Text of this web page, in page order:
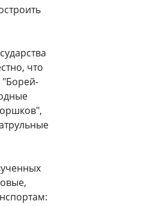
что
"Борей-